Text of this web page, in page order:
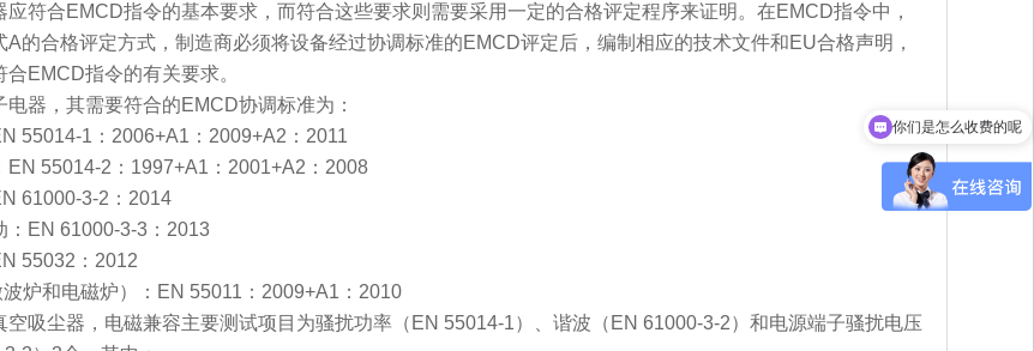
合EMCD指令的基本要求，而符合这些要求则需要采用一定的合格评定程序来证明。在EMCD指令中，
A的合格评定方式，制造商必须将设备经过协调标准的EMCD评定后，编制相应的技术文件和EU合格声明，
合EMCD指令的有关要求。
，其需要符合的EMCD协调标准为：
1：2006+A1：2009+A2：2011
55014-2：1997+A1：2001+A2：2008
3-2：2014
EN 61000-3-3：2013
55032：2012
和电磁炉）：EN 55011：2009+A1：2010
尘器，电磁兼容主要测试项目为骚扰功率（EN 55014-1）、谐波（EN 61000-3-2）和电源端子骚扰电压
现在有优惠活动吗